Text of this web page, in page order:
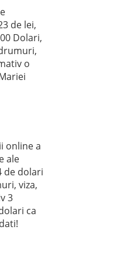
de lei,
Dolari,
o
online a
ale
de dolari
viza,
3
ca